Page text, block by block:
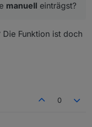
manuell einträgst?
Funktion ist doch
0